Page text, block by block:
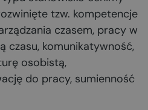
tzw. kompetencje
czasem, pracy w
czasu, komunikatywność,
osobistą,
do pracy, sumienność